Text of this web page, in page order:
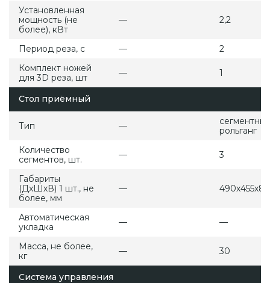
Установленная
мощность (не
более), кВт
— 2,2
Период реза, с —
2
Комплект ножей
для 3D реза, шт
— 1
Стол приёмный
Тип —
рольганг
Количество
сегментов, шт.
— 3
Габариты
(ДхШхВ) 1 шт., не
более, мм
—
Автоматическая
укладка
— —
Масса, не более,
кг
— 30
Система управления